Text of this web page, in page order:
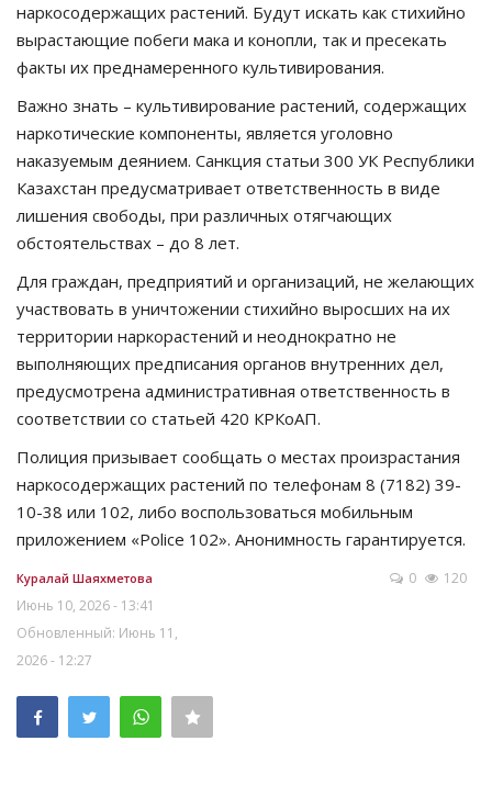
наркосодержащих растений. Будут искать как стихийно
вырастающие побеги мака и конопли, так и пресекать
факты их преднамеренного культивирования.
Важно знать – культивирование растений, содержащих
наркотические компоненты, является уголовно
наказуемым деянием. Санкция статьи 300 УК Республики
Казахстан предусматривает ответственность в виде
лишения свободы, при различных отягчающих
обстоятельствах – до 8 лет.
Для граждан, предприятий и организаций, не желающих
участвовать в уничтожении стихийно выросших на их
территории наркорастений и неоднократно не
выполняющих предписания органов внутренних дел,
предусмотрена административная ответственность в
соответствии со статьей 420 КРКоАП.
Полиция призывает сообщать о местах произрастания
наркосодержащих растений по телефонам 8 (7182) 39-
10-38 или 102, либо воспользоваться мобильным
приложением «Police 102». Анонимность гарантируется.
Куралай Шаяхметова
Июнь 10, 2026 - 13:41
Обновленный: Июнь 11,
2026 - 12:27
0 120